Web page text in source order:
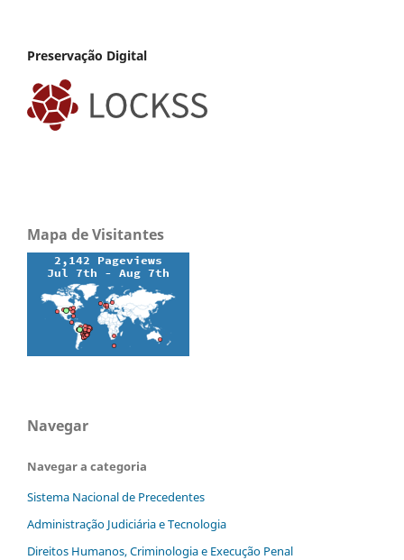
Preservação Digital
Mapa de Visitantes
Navegar
Navegar a categoria
Sistema Nacional de Precedentes
Administração Judiciária e Tecnologia
Direitos Humanos, Criminologia e Execução Penal